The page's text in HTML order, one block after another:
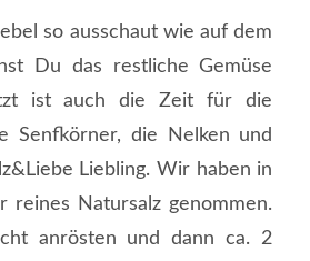
so ausschaut wie auf dem
Du das restliche Gemüse
ist auch die Zeit für die
Senfkörner, die Nelken und
Liebling. Wir haben in
reines Natursalz genommen.
anrösten und dann ca. 2